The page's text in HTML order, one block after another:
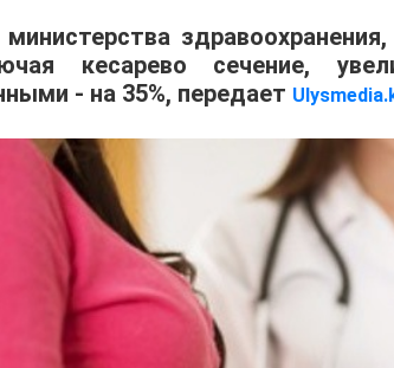
кесарево сечение,
- на 35%, передает